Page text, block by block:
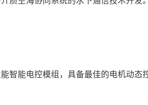
智能电控模组，具备最佳的电机动态